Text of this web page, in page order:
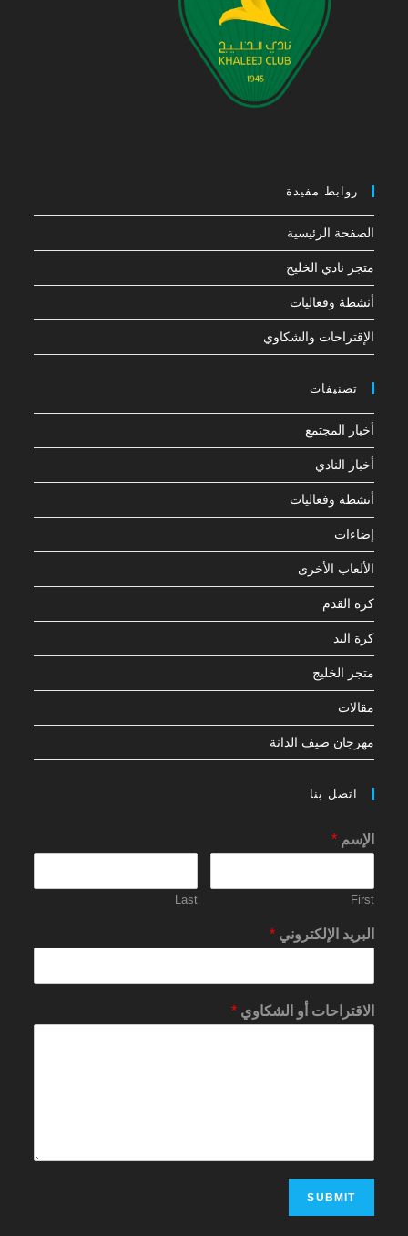
روابط مفيدة
الصفحة الرئيسية
متجر نادي الخليج
أنشطة وفعاليات
الإقتراحات والشكاوي
تصنيفات
أخبار المجتمع
أخبار النادي
أنشطة وفعاليات
إضاءات
الألعاب الأخرى
كرة القدم
كرة اليد
متجر الخليج
مقالات
مهرجان صيف الدانة
اتصل بنا
الإسم*
First
Last
البريد الإلكتروني*
الاقتراحات أو الشكاوي*
SUBMIT